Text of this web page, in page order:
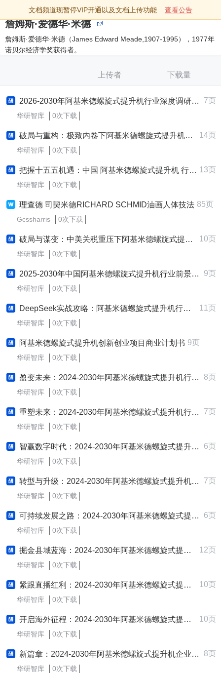
文档频道现暂停VIP开通以及文档上传功能 查看公告
詹姆斯·爱德华·米德
詹姆斯·爱德华·米德（James Edward Meade,1907-1995），1977年
诺贝尔经济学奖获得者。
上传者 下载量
2026-2030年阿基米德螺旋式提升机行业深度调研与前景趋势预测报告 7页
华研智库 0次下载
破局与重构：极致内卷下阿基米德螺旋式提升机企业破局增长战略研究报告 (2025-2030版) 14页
华研智库 0次下载
把握十五五机遇：中国 阿基米德螺旋式提升机 行业及企业战略规划深度解析报告 13页
华研智库 0次下载
理查德 司契米德RICHARD SCHMID油画人体技法 85页
Gcssharris 0次下载
破局与谋变：中美关税重压下阿基米德螺旋式提升机行业影响评估与应对策略研究报告 10页
华研智库 0次下载
2025-2030年中国阿基米德螺旋式提升机行业前景趋势预测及发展战略咨询报告 9页
华研智库 0次下载
DeepSeek实战攻略：阿基米德螺旋式提升机行业的深度探索与应用实践研究报告 11页
华研智库 0次下载
阿基米德螺旋式提升机创新创业项目商业计划书 9页
华研智库 0次下载
盈变未来：2024-2030年阿基米德螺旋式提升机行业盈利模式创新与变革研究报告 8页
华研智库 0次下载
重塑未来：2024-2030年阿基米德螺旋式提升机行业商业模式创新研究报告 7页
华研智库 0次下载
智赢数字时代：2024-2030年阿基米德螺旋式提升机行业数字营销策略研究报告 6页
华研智库 0次下载
转型与升级：2024-2030年阿基米德螺旋式提升机企业数字化转型与智慧升级战略研究报告 7页
华研智库 0次下载
可持续发展之路：2024-2030年阿基米德螺旋式提升机企业ESG实践与创新战略研究报告 6页
华研智库 0次下载
掘金县域蓝海：2024-2030年阿基米德螺旋式提升机企业县域市场拓展与下沉战略研究报告 12页
华研智库 0次下载
紧跟直播红利：2024-2030年阿基米德螺旋式提升机行业直播电商战略研究报告 10页
华研智库 0次下载
开启海外征程：2024-2030年阿基米德螺旋式提升机行业跨境出海战略研究报告 10页
华研智库 0次下载
新篇章：2024-2030年阿基米德螺旋式提升机企业制定与实施新质生产力战略研究报告 8页
华研智库 0次下载